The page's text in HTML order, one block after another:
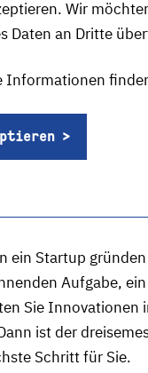
Wir
Daten an Dritte
Informationen
ein Startup
Aufgabe,
Sie Innovationen
ist der
Schritt für Sie.